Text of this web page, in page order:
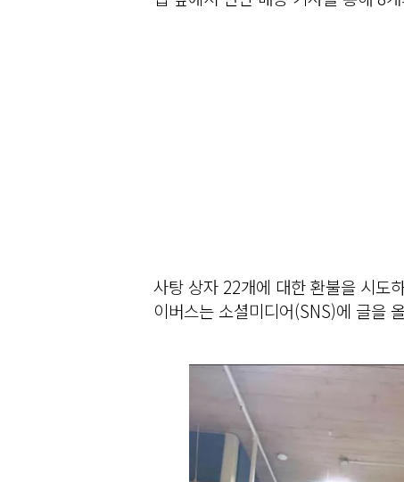
사탕 상자 22개에 대한 환불을 시도
이버스는 소셜미디어(SNS)에 글을